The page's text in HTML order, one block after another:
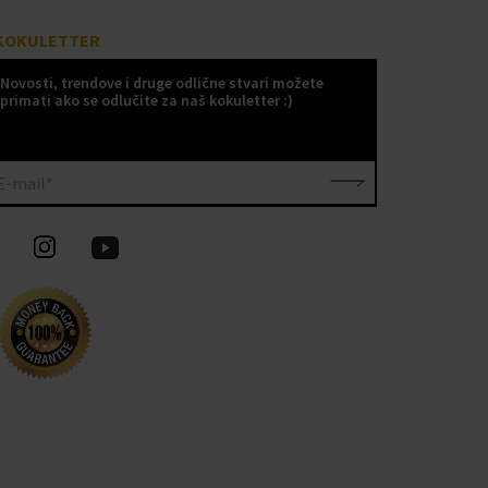
Novosti, trendove i druge odlične stvari možete
primati ako se odlučite za naš kokuletter :)